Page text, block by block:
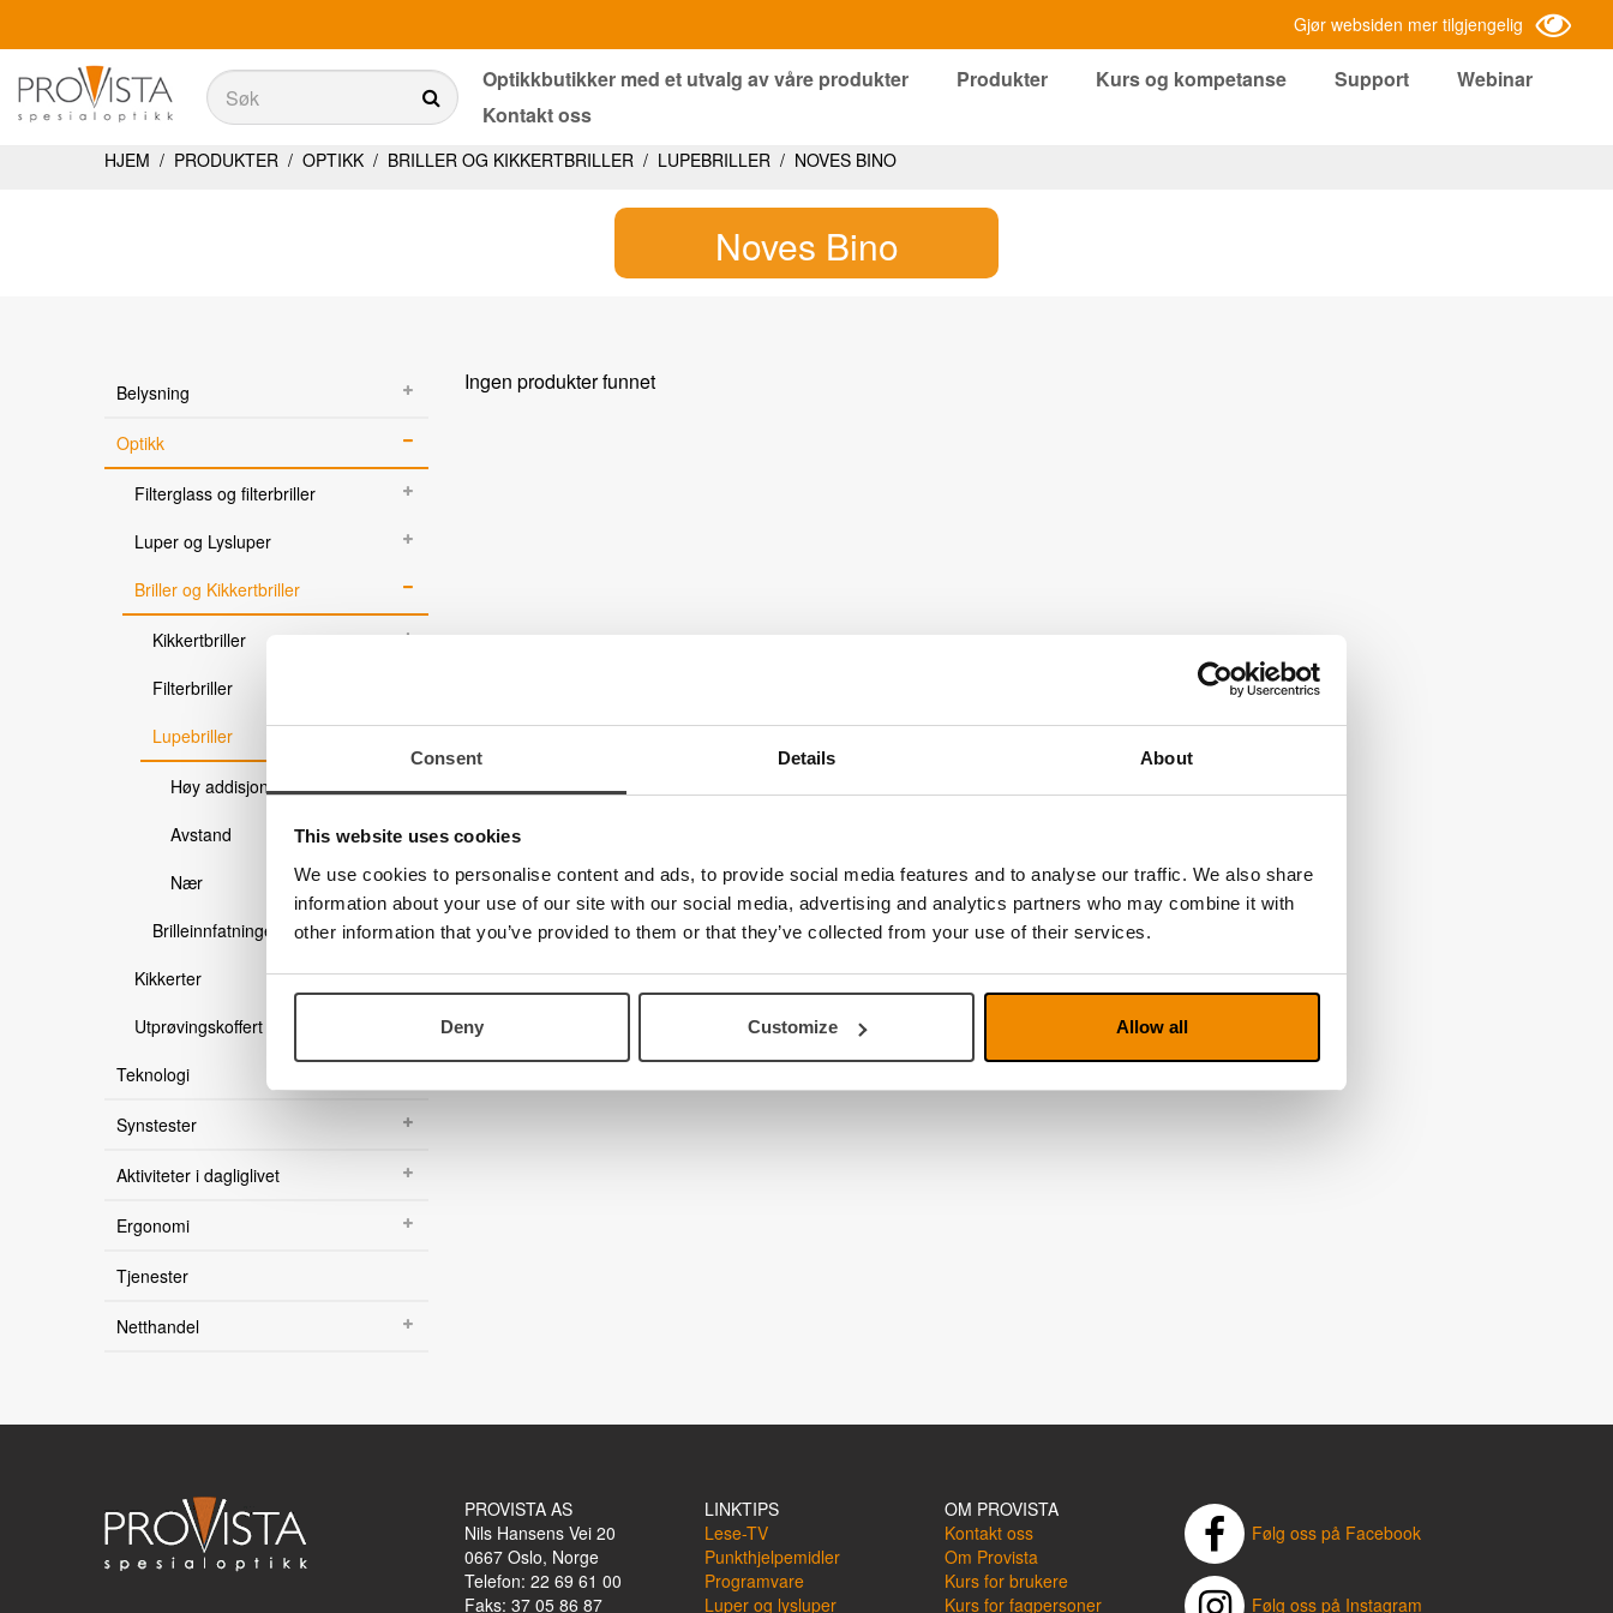
Consent Details About
This website uses cookies
We use cookies to personalise content and ads, to provide social media features and to analyse our traffic. We also share
information about your use of our site with our social media, advertising and analytics partners who may combine it with
other information that you’ve provided to them or that they’ve collected from your use of their services.
Deny Customize Allow all
Gjør websiden mer tilgjengelig
Søk Optikkbutikker med et utvalg av våre produkter Produkter Kurs og kompetanse Support
Webinar
Kontakt oss
Produkter
Ergonomi
Tjenester
Optikkbutikker med et utvalg av våre produkter
Kurs og kompetanse
Kurs for brukere
Esys / b.note i Supernova skjermleser og Dolphin skjermleser
Brukerveiledninger
Gamle brukerveiledninger
Programvare / oppgraderinger
Teknologi
Kontakt oss
Veibeskrivelse
HJEM / PRODUKTER / OPTIKK / BRILLER OG KIKKERTBRILLER / LUPEBRILLER / NOVES BINO
Noves Bino
Belysning
Optikk
Filterglass og filterbriller
Luper og Lysluper
Briller og Kikkertbriller
Kikkertbriller
Filterbriller
Lupebriller
Høy addisjon
Avstand
Nær
Brilleinnfatninger
Kikkerter
Utprøvingskoffert / Synskontaktkoffert
Teknologi
Synstester
Aktiviteter i dagliglivet
Ergonomi
Tjenester
Netthandel
Ingen produkter funnet
PROVISTA AS
Nils Hansens Vei 20
0667 Oslo, Norge
Telefon: 22 69 61 00
Faks: 37 05 86 87
LINKTIPS
Lese-TV
Punkthjelpemidler
Programvare
Luper og lysluper
OM PROVISTA
Kontakt oss
Om Provista
Kurs for brukere
Kurs for fagpersoner
Følg oss på Facebook
Følg oss på Instagram